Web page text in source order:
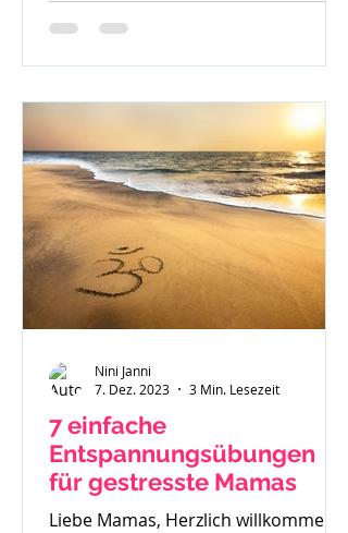
7 einfache
Entspannungsübungen
für gestresste Mamas
Liebe Mamas, Herzlich willkommen
Nini Janni
7. Dez. 2023
3 Min. Lesezeit